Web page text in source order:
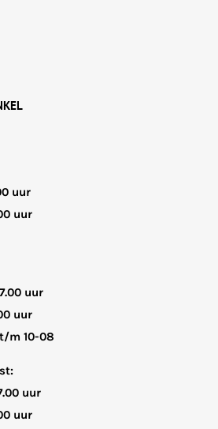
uur
uur
uur
uur
m 10-08
uur
uur